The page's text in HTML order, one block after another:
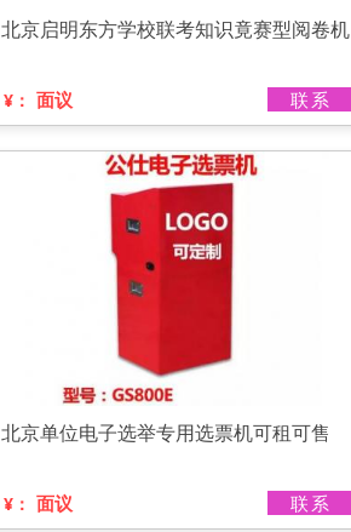
北京启明东方学校联考知识竟赛型阅卷机
¥： 面议 联系
北京单位电子选举专用选票机可租可售
¥： 面议 联系